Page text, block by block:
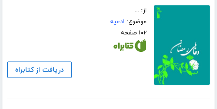
از: ...
موضوع: ادعیه
۱۰۲ صفحه
دریافت از کتابراه